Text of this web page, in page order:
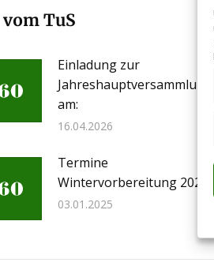
TuS
Einladung zur
Jahreshauptversammlung
am:
16.04.2026
Termine
Wintervorbereitung 2025
03.01.2025